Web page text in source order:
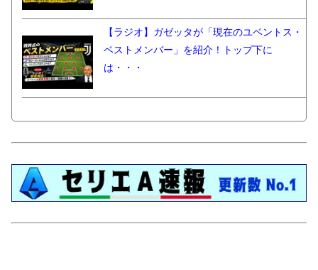
【ラジオ】ガゼッタが「現在のユベントス・
ベストメンバー」を紹介！トップ下に
は・・・